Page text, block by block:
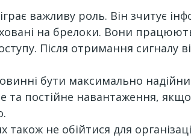
важливу роль. Він зчитує
на брелоки. Вони
Після отримання сигналу
бути максимально
та постійне навантаження,
також не обійтися для